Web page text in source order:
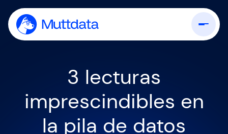
3 lecturas
imprescindibles en
la pila de datos